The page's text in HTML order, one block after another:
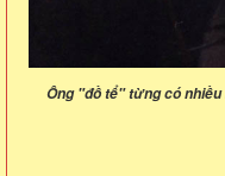
Ông "đồ tể" từng có